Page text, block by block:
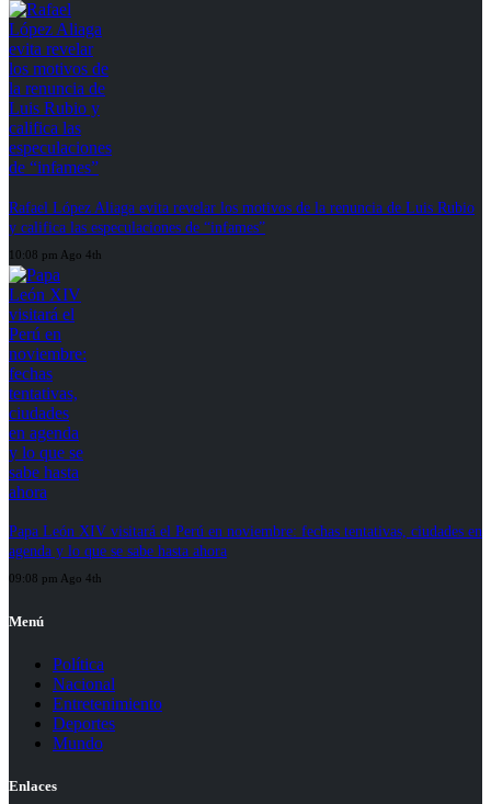
Rafael López Aliaga evita revelar los motivos de la renuncia de Luis Rubio
y califica las especulaciones de “infames”
10:08 pm Ago 4th
Papa León XIV visitará el Perú en noviembre: fechas tentativas, ciudades en
agenda y lo que se sabe hasta ahora
09:08 pm Ago 4th
Menú
Política
Nacional
Entretenimiento
Deportes
Mundo
Enlaces